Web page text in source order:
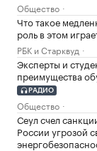
Общество
Что такое
роль в этом
РБК и Старквуд
Эксперты и
преимущества
РАДИО
Общество
Сеул счел
России угрозой